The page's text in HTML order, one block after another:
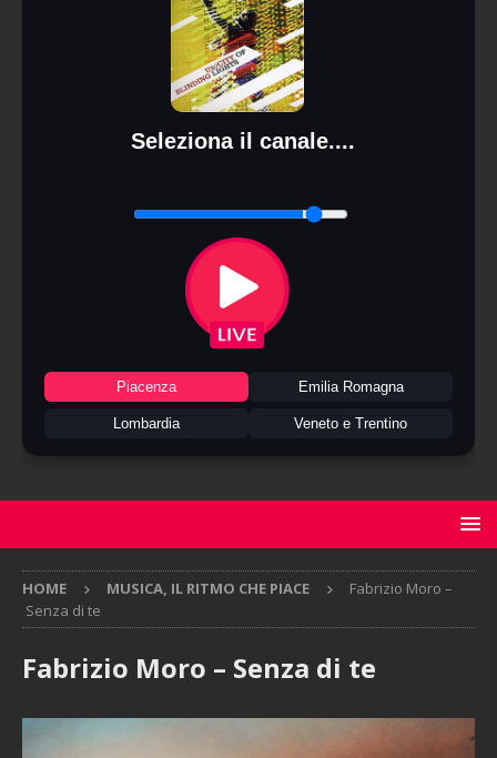
Seleziona il canale....
Piacenza Emilia Romagna
Lombardia Veneto e Trentino
HOME MUSICA, IL RITMO CHE PIACE
Fabrizio Moro –
Senza di te
Fabrizio Moro – Senza di te